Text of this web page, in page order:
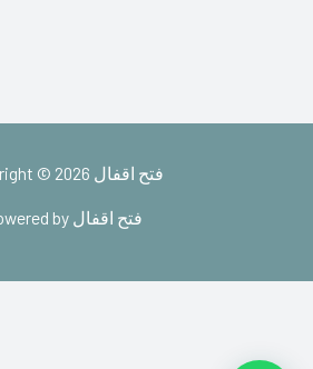
Copyright © 2026 فتح اقفال
Powered by فتح اقفال